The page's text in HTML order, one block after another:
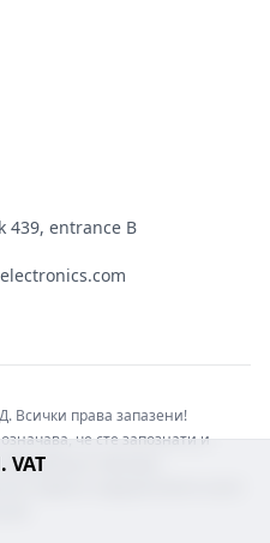
VAT
439, entrance B
Всички права запазени!
че сте запознати и
софтуера.